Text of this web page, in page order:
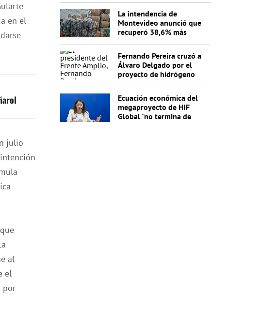
en el
julio
al
el
por
La intendencia de
Montevideo anunció que
recuperó 38,6% más
Fernando Pereira cruzó a
Álvaro Delgado por el
proyecto de hidrógeno
Ecuación económica del
megaproyecto de HIF
Global "no termina de